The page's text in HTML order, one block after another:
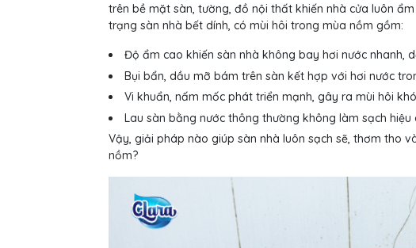
trên bề mặt sàn, tường, đồ nội thất khiến nhà cửa luôn
trạng sàn nhà bết dính, có mùi hôi trong mùa nồm gồm:
Độ ẩm cao khiến sàn nhà không bay hơi nước nhanh,
Bụi bẩn, dầu mỡ bám trên sàn kết hợp với hơi nước
Vi khuẩn, nấm mốc phát triển mạnh, gây ra mùi hôi
Lau sàn bằng nước thông thường không làm sạch
Vậy, giải pháp nào giúp sàn nhà luôn sạch sẽ, thơm tho
nồm?